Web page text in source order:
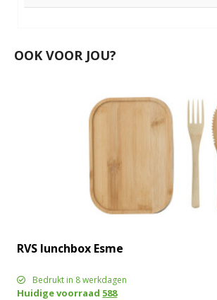
OOK VOOR JOU?
RVS lunchbox Esme
Bedrukt in 8 werkdagen
Huidige voorraad 588